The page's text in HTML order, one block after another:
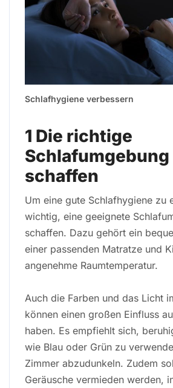
Schlafhygiene verbessern
1 Die richtige
Schlafumgebung
schaffen
Um eine gute Schlafhygiene zu
wichtig, eine geeignete
schaffen. Dazu gehört ein
einer passenden Matratze und
angenehme Raumtemperatur.
Auch die Farben und das Licht
können einen großen Einfluss
haben. Es empfiehlt sich,
wie Blau oder Grün zu
Zimmer abzudunkeln. Zudem
Geräusche vermieden werden,